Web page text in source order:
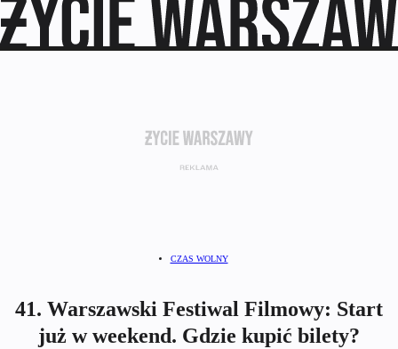
CZAS WOLNY
41. Warszawski Festiwal Filmowy: Start
już w weekend. Gdzie kupić bilety?